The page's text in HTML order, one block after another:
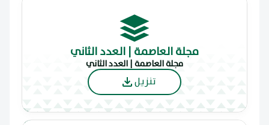
مجلة العاصمة | العدد الثاني
مجلة العاصمة | العدد الثاني
تنزيل